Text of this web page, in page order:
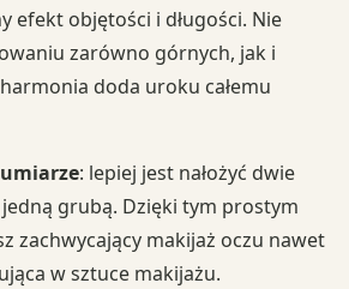
efekt objętości i długości. Nie
zarówno górnych, jak i
doda uroku całemu
: lepiej jest nałożyć dwie
grubą. Dzięki tym prostym
zachwycający makijaż oczu nawet
w sztuce makijażu.